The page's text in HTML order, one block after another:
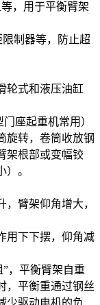
，用于平衡臂架
制器等，防止超
轮式和液压油缸
座起重机常用）
旋转，卷筒收放钢
架根部或变幅铰
。
臂架仰角增大，
用下下摆，仰角减
，平衡臂架自重
，平衡重通过钢丝